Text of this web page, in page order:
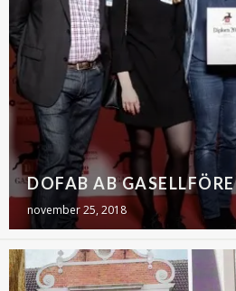
DOFAB AB
november 25, 2018